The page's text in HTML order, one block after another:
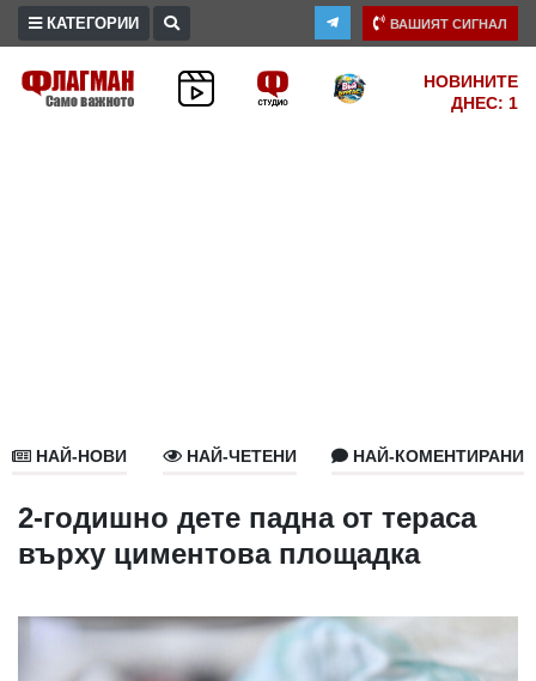
ПРОМО
В
УКРАЙНА
РАЗСЛЕДВАНЕ
КАТЕГОРИИ ВАШИЯТ СИГНАЛ
НОВИНИТЕ
ДНЕС: 1
НАЙ-НОВИ НАЙ-ЧЕТЕНИ НАЙ-КОМЕНТИРАНИ
2-годишно дете падна от тераса
върху циментова площадка